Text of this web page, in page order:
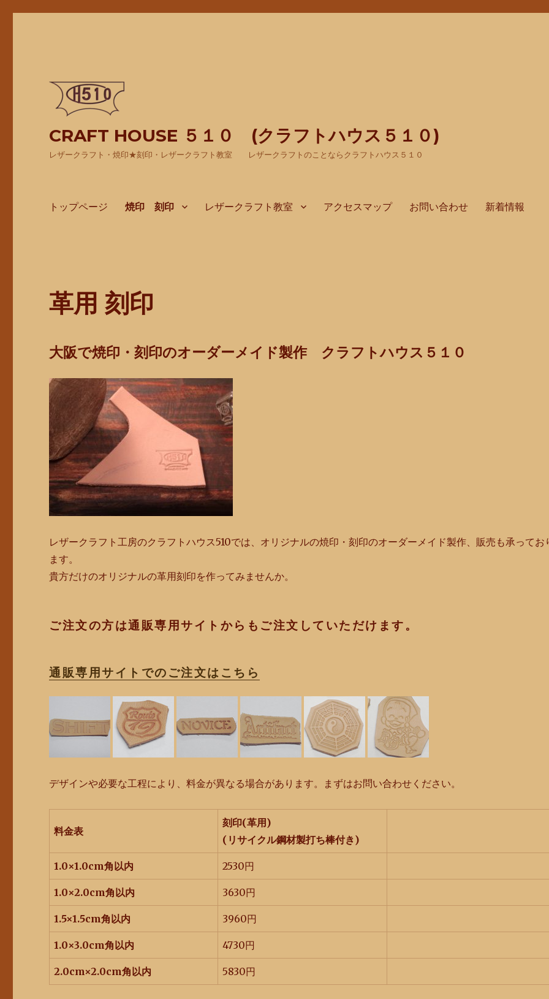
CRAFT HOUSE ５１０ (クラフトハウス５１０)
レザークラフト・焼印★刻印・レザークラフト教室 レザークラフトのことならクラフトハウス５１０
トップページ 焼印 刻印 レザークラフト教室 アクセスマップ お問い合わせ 新着情報
革用 刻印
大阪で焼印・刻印のオーダーメイド製作 クラフトハウス５１０
レザークラフト工房のクラフトハウス510では、オリジナルの焼印・刻印のオーダーメイド製作、販売も承ってお
ます。
貴方だけのオリジナルの革用刻印を作ってみませんか。
ご注文の方は通販専用サイトからもご注文していただけます。
通販専用サイトでのご注文はこちら
デザインや必要な工程により、料金が異なる場合があります。まずはお問い合わせください。
料金表
刻印(革用)
(リサイクル鋼材製打ち棒付き)
1.0×1.0cm角以内 2530円
1.0×2.0cm角以内 3630円
1.5×1.5cm角以内 3960円
1.0×3.0cm角以内 4730円
2.0cm×2.0cm角以内 5830円